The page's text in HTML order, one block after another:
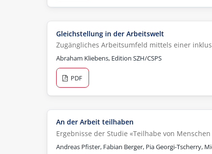
Gleichstellung in der Arbeitswelt
Zugängliches Arbeitsumfeld mittels einer
Abraham Kliebens, Edition SZH/CSPS
PDF
An der Arbeit teilhaben
Ergebnisse der Studie «Teilhabe von
Andreas Pfister, Fabian Berger, Pia Georgi-Tscherry,